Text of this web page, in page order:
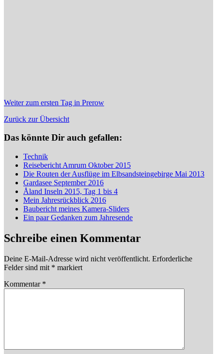
Weiter zum ersten Tag in Prerow
Zurück zur Übersicht
Das könnte Dir auch gefallen:
Technik
Reisebericht Amrum Oktober 2015
Die Routen der Ausflüge im Elbsandsteingebirge Mai 2013
Gardasee September 2016
Åland Inseln 2015, Tag 1 bis 4
Mein Jahresrückblick 2016
Baubericht meines Kamera-Sliders
Ein paar Gedanken zum Jahresende
Schreibe einen Kommentar
Deine E-Mail-Adresse wird nicht veröffentlicht. Erforderliche
Felder sind mit * markiert
Kommentar *